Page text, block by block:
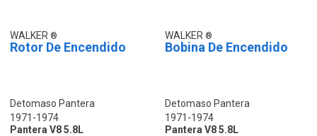
WALKER
Rotor De Encendido
Detomaso Pantera
1971-1974
Pantera V8 5.8L
WALKER
Bobina De Encendido
Detomaso Pantera
1971-1974
Pantera V8 5.8L